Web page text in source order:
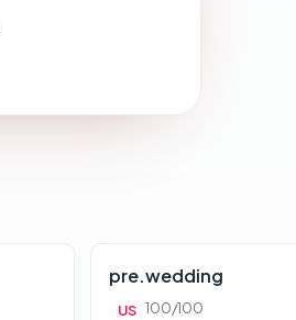
pre.wedding
US 100/100